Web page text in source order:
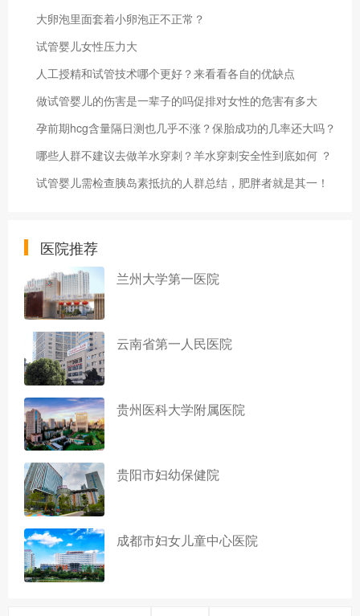
大卵泡里面套着小卵泡正不正常？
试管婴儿女性压力大
人工授精和试管技术哪个更好？来看看各自的优缺点
做试管婴儿的伤害是一辈子的吗促排对女性的危害有多大
孕前期hcg含量隔日测也几乎不涨？保胎成功的几率还大吗？
哪些人群不建议去做羊水穿刺？羊水穿刺安全性到底如何 ？
试管婴儿需检查胰岛素抵抗的人群总结，肥胖者就是其一！
医院推荐
兰州大学第一医院
云南省第一人民医院
贵州医科大学附属医院
贵阳市妇幼保健院
成都市妇女儿童中心医院